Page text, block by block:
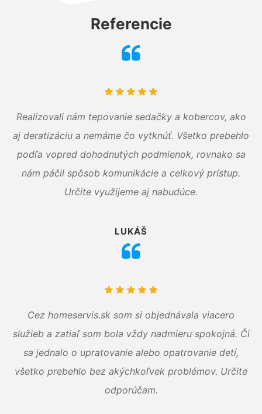
Referencie
Realizovali nám tepovanie sedačky a kobercov, ako
aj deratizáciu a nemáme čo vytknúť. Všetko prebehlo
podľa vopred dohodnutých podmienok, rovnako sa
nám páčil spôsob komunikácie a celkový prístup.
Určite využijeme aj nabudúce.
LUKÁŠ
Cez homeservis.sk som si objednávala viacero
služieb a zatiaľ som bola vždy nadmieru spokojná. Či
sa jednalo o upratovanie alebo opatrovanie detí,
všetko prebehlo bez akýchkoľvek problémov. Určite
odporúčam.